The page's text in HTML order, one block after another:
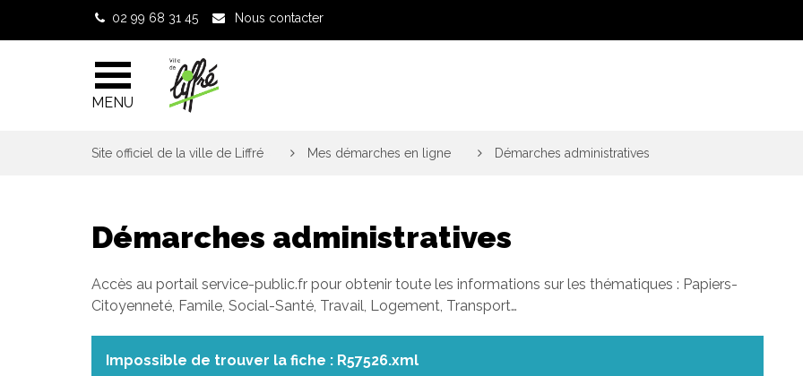
02 99 68 31 45 Nous contacter
MENU
Site officiel de la ville de Liffré Mes démarches en ligne Démarches administratives
Démarches administratives
Accès au portail service-public.fr pour obtenir toute les informations sur les thématiques : Papiers-
Citoyenneté, Famile, Social-Santé, Travail, Logement, Transport…
Impossible de trouver la fiche : R57526.xml